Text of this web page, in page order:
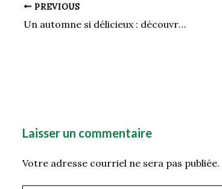
PREVIOUS
Un automne si délicieux : découvrez quelques recettes conçues pour vous !
Laisser un commentaire
Votre adresse courriel ne sera pas publiée.